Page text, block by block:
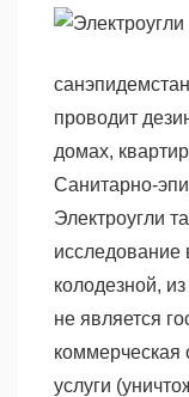
проводит
домах,
Санитарно-
Электроугли
исследование
колодезной,
не является
коммерческая
услуги